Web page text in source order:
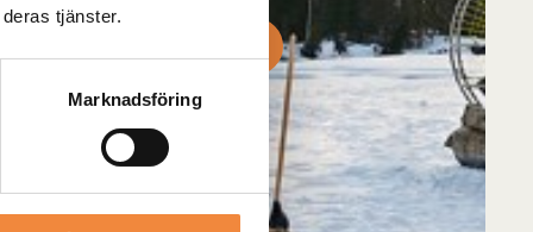
tjänster.
Marknadsföring